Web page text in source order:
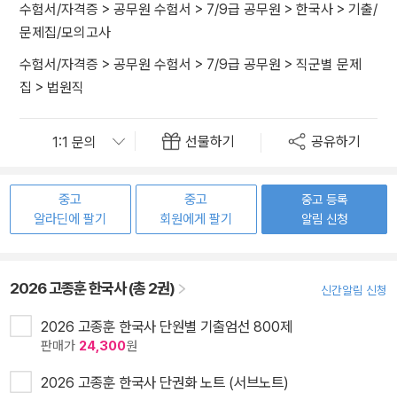
수험서/자격증 > 공무원 수험서 > 7/9급 공무원 > 한국사 > 기출/
문제집/모의고사
수험서/자격증 > 공무원 수험서 > 7/9급 공무원 > 직군별 문제
집 > 법원직
선물하기 공유하기
중고
알라딘에 팔기
중고
회원에게 팔기
중고 등록
알림 신청
2026 고종훈 한국사 (총 2권) 신간알림 신청
2026 고종훈 한국사 단원별 기출엄선 800제
판매가 24,300원
2026 고종훈 한국사 단권화 노트 (서브노트)